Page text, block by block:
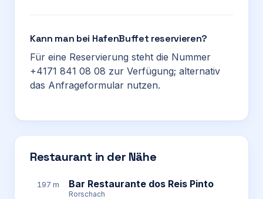
Kann man bei HafenBuffet reservieren?
Für eine Reservierung steht die Nummer
+4171 841 08 08 zur Verfügung; alternativ
das Anfrageformular nutzen.
Restaurant in der Nähe
197 m Bar Restaurante dos Reis Pinto
Rorschach